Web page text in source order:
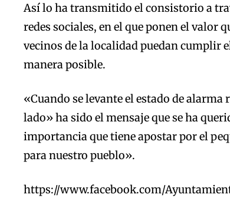
Así lo ha transmitido el consistorio a
redes sociales, en el que ponen el valor
vecinos de la localidad puedan cumplir
manera posible.
«Cuando se levante el estado de
lado» ha sido el mensaje que se ha
importancia que tiene apostar por el
para nuestro pueblo».
https://www.facebook.com/